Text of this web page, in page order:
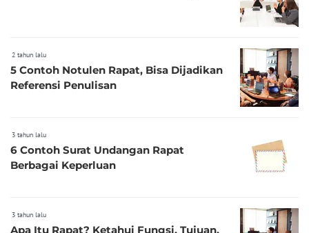
2 tahun lalu
5 Contoh Notulen Rapat, Bisa Dijadikan
Referensi Penulisan
3 tahun lalu
6 Contoh Surat Undangan Rapat
Berbagai Keperluan
3 tahun lalu
Apa Itu Rapat? Ketahui Fungsi, Tujuan,